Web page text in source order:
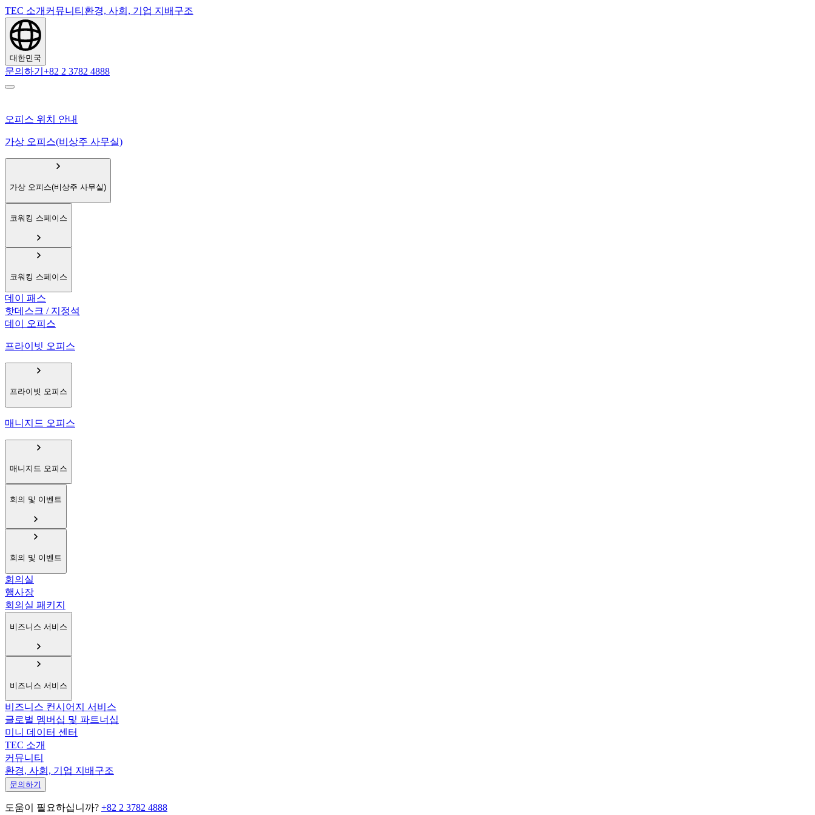
TEC 소개 커뮤니티 환경, 사회, 기업 지배구조
대한민국
문의하기 +82 2 3782 4888
오피스 위치 안내
가상 오피스(비상주 사무실)
가상 오피스(비상주 사무실)
코워킹 스페이스
코워킹 스페이스
데이 패스
핫데스크 / 지정석
데이 오피스
프라이빗 오피스
프라이빗 오피스
매니지드 오피스
매니지드 오피스
회의 및 이벤트
회의 및 이벤트
회의실
행사장
회의실 패키지
비즈니스 서비스
비즈니스 서비스
비즈니스 컨시어지 서비스
글로벌 멤버십 및 파트너십
미니 데이터 센터
TEC 소개
커뮤니티
환경, 사회, 기업 지배구조
문의하기
도움이 필요하십니까? +82 2 3782 4888